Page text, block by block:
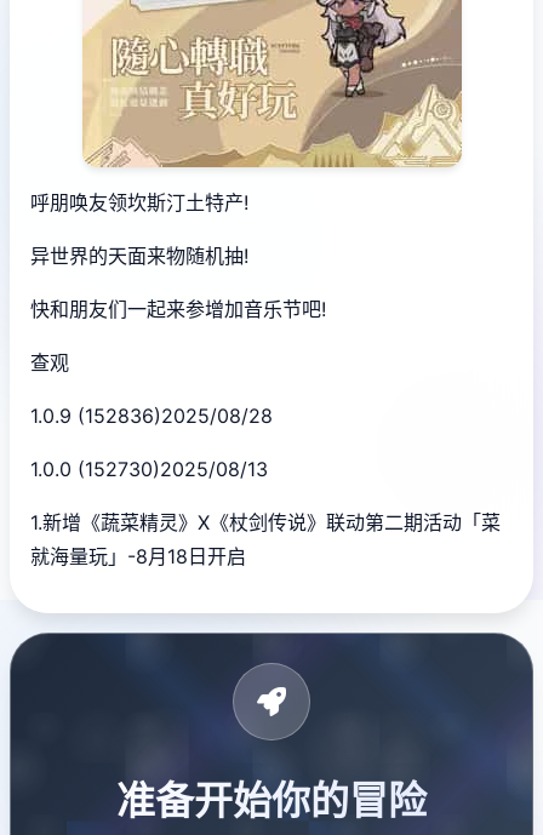
呼朋唤友领坎斯汀土特产!
异世界的天面来物随机抽!
快和朋友们一起来参增加音乐节吧!
查观
1.0.9 (152836)2025/08/28
1.0.0 (152730)2025/08/13
1.新增《蔬菜精灵》X《杖剑传说》联动第二期活动「菜
就海量玩」-8月18日开启
准备开始你的冒险